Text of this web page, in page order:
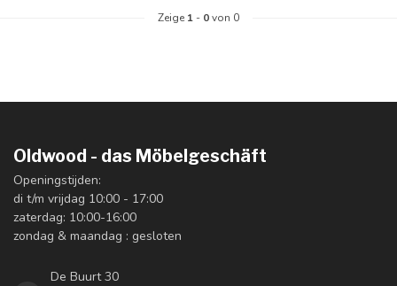
Zeige 1 - 0von 0
Oldwood - das Möbelgeschäft
Openingstijden:
di t/m vrijdag 10:00 - 17:00
zaterdag: 10:00-16:00
zondag & maandag : gesloten
De Buurt 30